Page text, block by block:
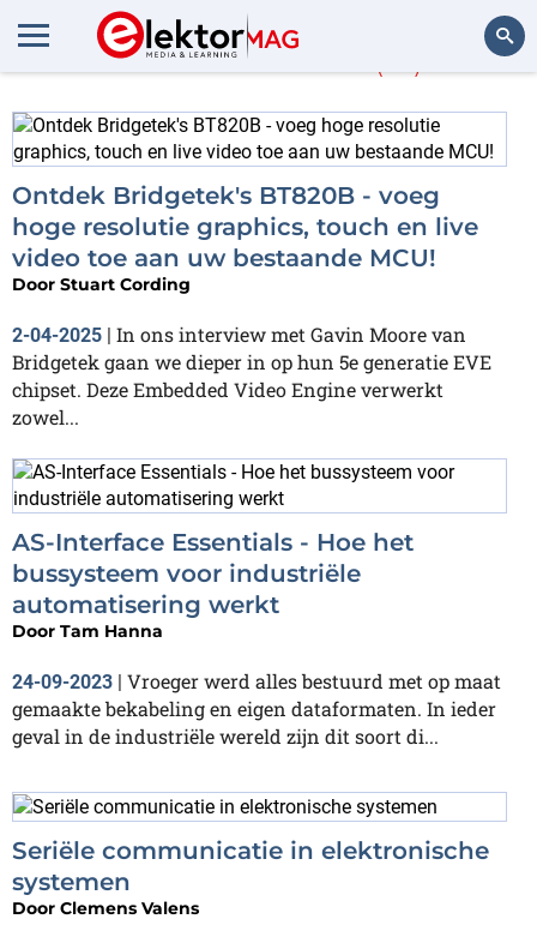
Meer over
Ontdek Bridgetek's BT820B - voeg
hoge resolutie graphics, touch en live
video toe aan uw bestaande MCU!
Door Stuart Cording
2-04-2025 | In ons interview met Gavin Moore van
Bridgetek gaan we dieper in op hun 5e generatie EVE
chipset. Deze Embedded Video Engine verwerkt
zowel...
AS-Interface Essentials - Hoe het
bussysteem voor industriële
automatisering werkt
Door Tam Hanna
24-09-2023 | Vroeger werd alles bestuurd met op maat
gemaakte bekabeling en eigen dataformaten. In ieder
geval in de industriële wereld zijn dit soort di...
Seriële communicatie in elektronische
systemen
Door Clemens Valens